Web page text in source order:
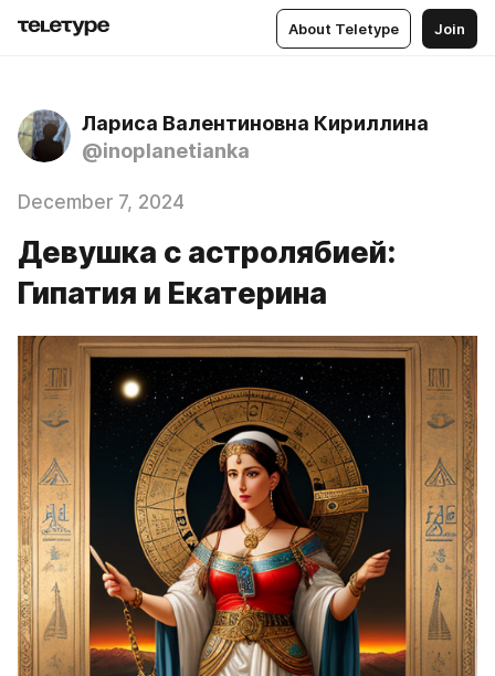
About Teletype Join
Лариса Валентиновна Кириллина
@inoplanetianka
December 7, 2024
Девушка с астролябией:
Гипатия и Екатерина